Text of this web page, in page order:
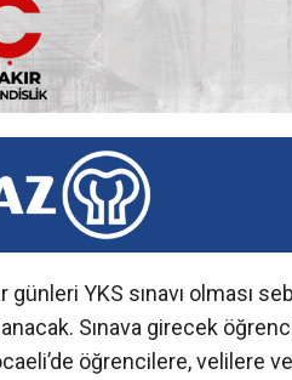
YKS sınavı olması
Sınava girecek
öğrencilere, velilere